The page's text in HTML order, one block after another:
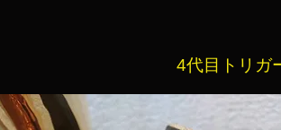
4代目トリガ